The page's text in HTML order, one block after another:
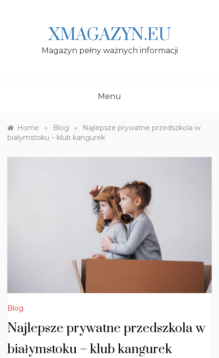
XMAGAZYN.EU
Magazyn pełny ważnych informacji
Menu
Home » Blog »
Najlepsze prywatne przedszkola w
białymstoku – klub kangurek
Blog
Najlepsze prywatne przedszkola w
białymstoku – klub kangurek